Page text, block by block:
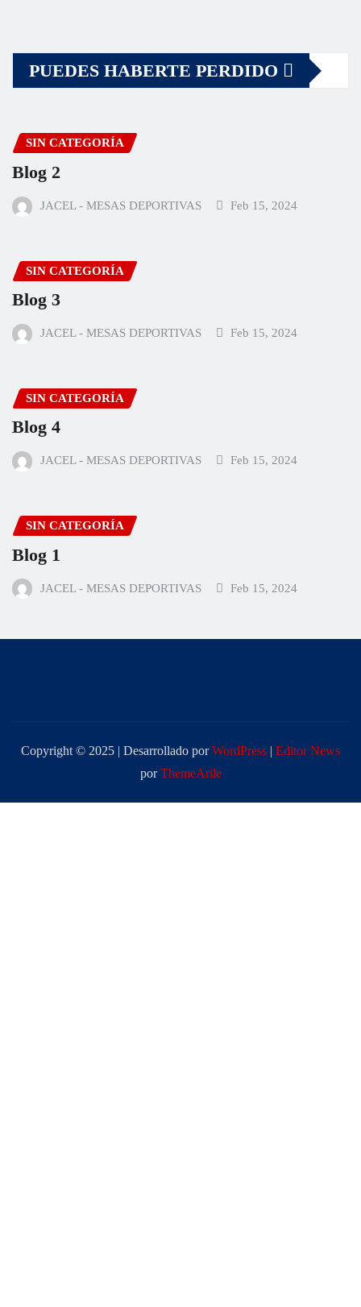
PUEDES HABERTE PERDIDO
SIN CATEGORÍA
Blog 2
JACEL - MESAS DEPORTIVAS Feb 15, 2024
SIN CATEGORÍA
Blog 3
JACEL - MESAS DEPORTIVAS Feb 15, 2024
SIN CATEGORÍA
Blog 4
JACEL - MESAS DEPORTIVAS Feb 15, 2024
SIN CATEGORÍA
Blog 1
JACEL - MESAS DEPORTIVAS Feb 15, 2024
Copyright © 2025 | Desarrollado porWordPress | Editor News
porThemeArile